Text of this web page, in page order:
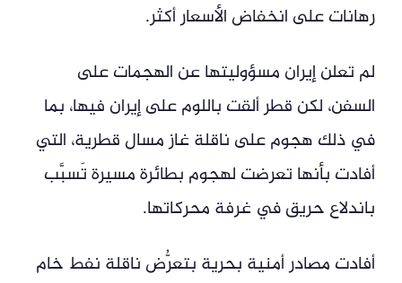
رهانات على انخفاض الأسعار أكثر.
لم تعلن إيران مسؤوليتها عن الهجمات على
السفن، لكن قطر ألقت باللوم على إيران فيها، بما
في ذلك هجوم على ناقلة غاز مسال قطرية، التي
أفادت بأنها تعرضت لهجوم بطائرة مسيرة تَسبَّب
باندلاع حريق في غرفة محركاتها.
أفادت مصادر أمنية بحرية بتعرُّض ناقلة نفط خام